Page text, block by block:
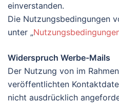
einverstanden.
Die Nutzungsbedingungen
unter „
Widerspruch Werbe-Mails
Der Nutzung von im
veröffentlichten
nicht ausdrücklich